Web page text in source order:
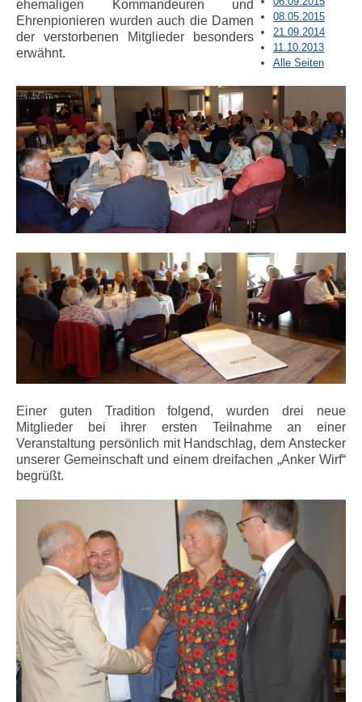
08.05.2015
21.09.2014
11.10.2013
Alle Seiten
ehemaligen Kommandeuren und
Ehrenpionieren wurden auch die Damen
der verstorbenen Mitglieder besonders
erwähnt.
Einer guten Tradition folgend, wurden drei neue
Mitglieder bei ihrer ersten Teilnahme an einer
Veranstaltung persönlich mit Handschlag, dem Anstecker
unserer Gemeinschaft und einem dreifachen „Anker Wirf“
begrüßt.